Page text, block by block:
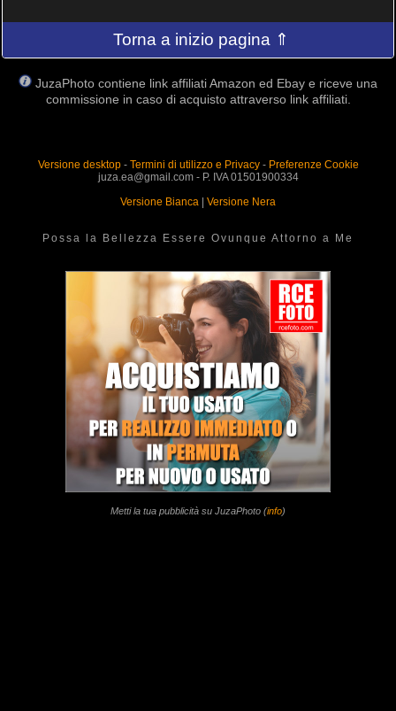
Torna a inizio pagina ⇑
JuzaPhoto contiene link affiliati Amazon ed Ebay e riceve una
commissione in caso di acquisto attraverso link affiliati.
Versione desktop- Termini di utilizzo e Privacy- Preferenze Cookie
juza.ea@gmail.com - P. IVA 01501900334
Versione Bianca
Versione Nera
Possa la Bellezza Essere Ovunque Attorno a Me
Metti la tua pubblicità su JuzaPhoto (info)